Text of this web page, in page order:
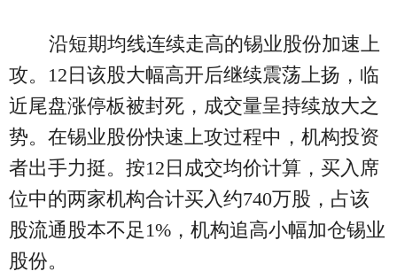
沿短期均线连续走高的锡业股份加速上
攻。12日该股大幅高开后继续震荡上扬，临
近尾盘涨停板被封死，成交量呈持续放大之
势。在锡业股份快速上攻过程中，机构投资
者出手力挺。按12日成交均价计算，买入席
位中的两家机构合计买入约740万股，占该
股流通股本不足1%，机构追高小幅加仓锡业
股份。